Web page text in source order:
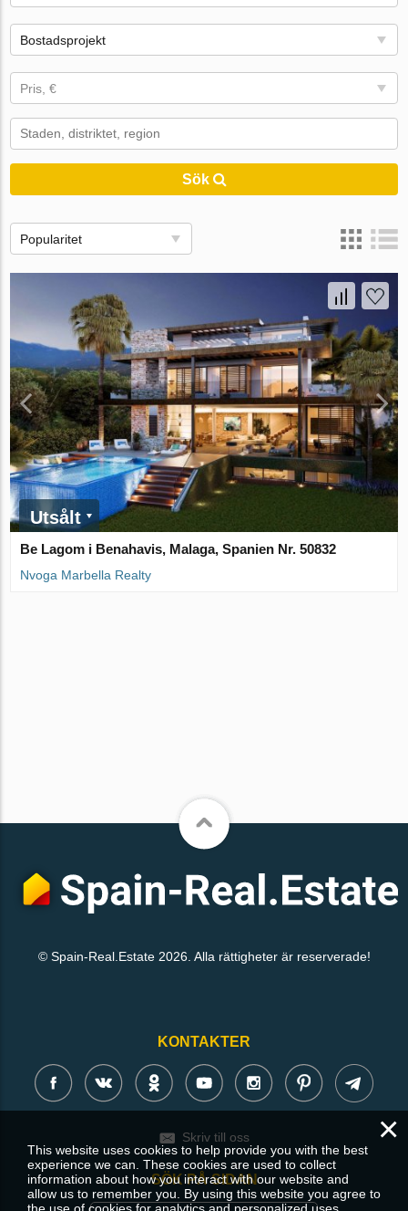
Bostadsprojekt
Pris, €
Sök
Popularitet
Utsålt
Be Lagom i Benahavis, Malaga, Spanien Nr. 50832
Nvoga Marbella Realty
© Spain-Real.Estate 2026. Alla rättigheter är reserverade!
KONTAKTER
Skriv till oss
SÖK PÅ SIDAN
×
This website uses cookies to help provide you with the best
experience we can. These cookies are used to collect
information about how you interact with our website and
allow us to remember you. By using this website you agree to